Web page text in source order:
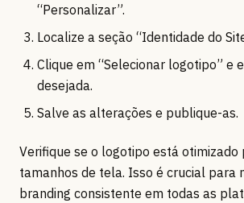
“Personalizar”.
Localize a seção “Identidade do
Clique em “Selecionar logotipo” e
desejada.
Salve as alterações e publique-as.
Verifique se o logotipo está otimizado
tamanhos de tela. Isso é crucial para
branding consistente em todas as